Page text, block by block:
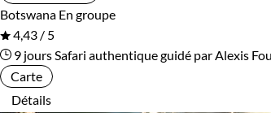
Botswana En groupe
4,43 / 5
9 joursSafari authentique guidé par Alexis
Carte
Détails